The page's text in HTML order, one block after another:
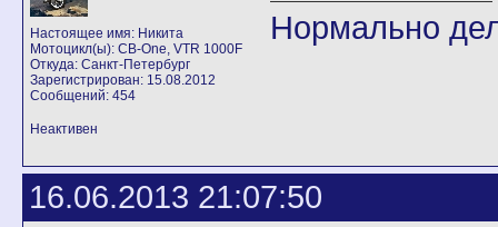
Настоящее имя: Никита
Мотоцикл(ы): CB-One, VTR 1000F
Откуда: Санкт-Петербург
Зарегистрирован: 15.08.2012
Сообщений: 454
Нормально
Неактивен
16.06.2013 21:07:50